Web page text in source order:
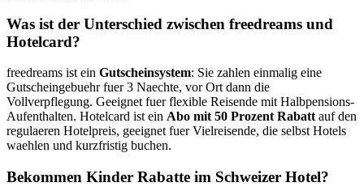
Was ist der Unterschied zwischen freedreams und
Hotelcard?
freedreams ist ein Gutscheinsystem: Sie zahlen einmalig eine
Gutscheingebuehr fuer 3 Naechte, vor Ort dann die
Vollverpflegung. Geeignet fuer flexible Reisende mit Halbpensions-
Aufenthalten. Hotelcard ist ein Abo mit 50 Prozent Rabattauf den
regulaeren Hotelpreis, geeignet fuer Vielreisende, die selbst Hotels
waehlen und kurzfristig buchen.
Bekommen Kinder Rabatte im Schweizer Hotel?